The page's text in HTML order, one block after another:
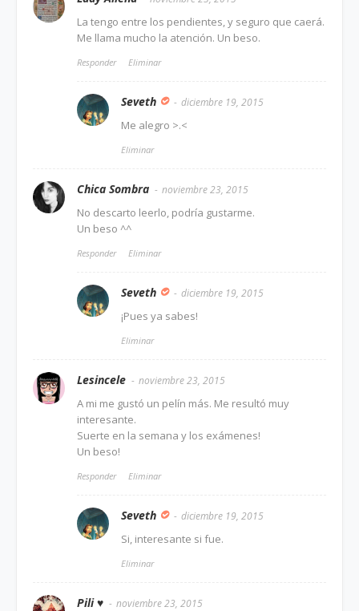
La tengo entre los pendientes, y seguro que caerá.
Me llama mucho la atención. Un beso.
Responder Eliminar
Seveth diciembre 19, 2015
Me alegro >.<
Eliminar
Chica Sombra noviembre 23, 2015
No descarto leerlo, podría gustarme.
Un beso ^^
Responder Eliminar
Seveth diciembre 19, 2015
¡Pues ya sabes!
Eliminar
Lesincele noviembre 23, 2015
A mi me gustó un pelín más. Me resultó muy
interesante.
Suerte en la semana y los exámenes!
Un beso!
Responder Eliminar
Seveth diciembre 19, 2015
Si, interesante si fue.
Eliminar
Pili ♥ noviembre 23, 2015